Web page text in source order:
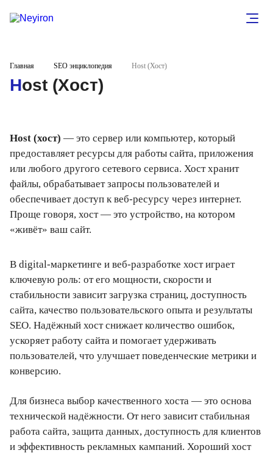
Главная SEO энциклопедия Host (Хост)
Host (Хост)
Host (хост) — это сервер или компьютер, который
предоставляет ресурсы для работы сайта, приложения
или любого другого сетевого сервиса. Хост хранит
файлы, обрабатывает запросы пользователей и
обеспечивает доступ к веб-ресурсу через интернет.
Проще говоря, хост — это устройство, на котором
«живёт» ваш сайт.
В digital-маркетинге и веб-разработке хост играет
ключевую роль: от его мощности, скорости и
стабильности зависит загрузка страниц, доступность
сайта, качество пользовательского опыта и результаты
SEO. Надёжный хост снижает количество ошибок,
ускоряет работу сайта и помогает удерживать
пользователей, что улучшает поведенческие метрики и
конверсию.
Для бизнеса выбор качественного хоста — это основа
технической надёжности. От него зависит стабильная
работа сайта, защита данных, доступность для клиентов
и эффективность рекламных кампаний. Хороший хост